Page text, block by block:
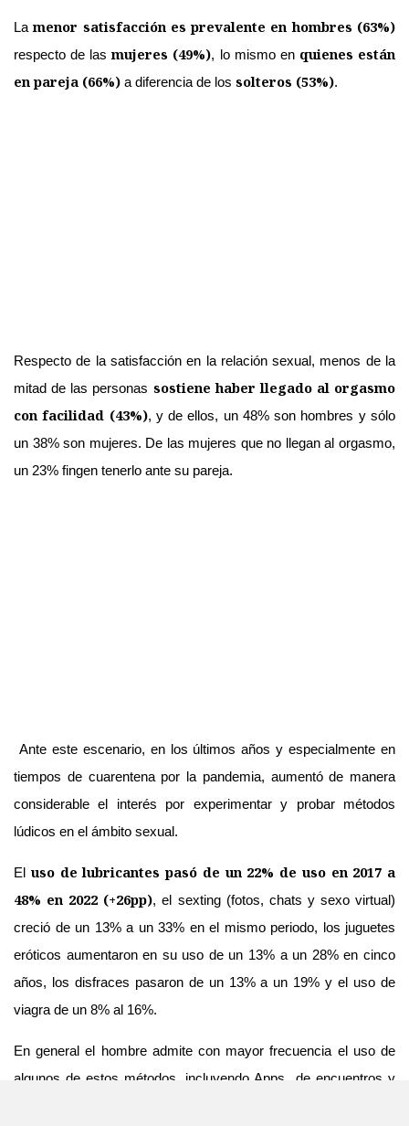
Lamenor satisfacción es prevalente en hombres (63%)
respecto de lasmujeres (49%), lo mismo en quienes están
en pareja (66%) a diferencia de los solteros (53%).
Respecto de la satisfacción en la relación sexual, menos de la
mitad de las personas sostiene haber llegado al orgasmo
con facilidad (43%), y de ellos, un 48% son hombres y sólo
un 38% son mujeres. De las mujeres que no llegan al orgasmo,
un 23% fingen tenerlo ante su pareja.
Ante este escenario, en los últimos años y especialmente en
tiempos de cuarentena por la pandemia, aumentó de manera
considerable el interés por experimentar y probar métodos
lúdicos en el ámbito sexual.
El uso de lubricantes pasó de un 22% de uso en 2017 a
48% en 2022 (+26pp), el sexting (fotos, chats y sexo virtual)
creció de un 13% a un 33% en el mismo periodo, los juguetes
eróticos aumentaron en su uso de un 13% a un 28% en cinco
años, los disfraces pasaron de un 13% a un 19% y el uso de
viagra de un 8% al 16%.
En general el hombre admite con mayor frecuencia el uso de
algunos de estos métodos, incluyendo Apps de encuentros y